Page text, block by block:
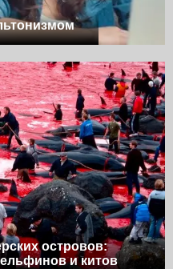
островов:
и китов